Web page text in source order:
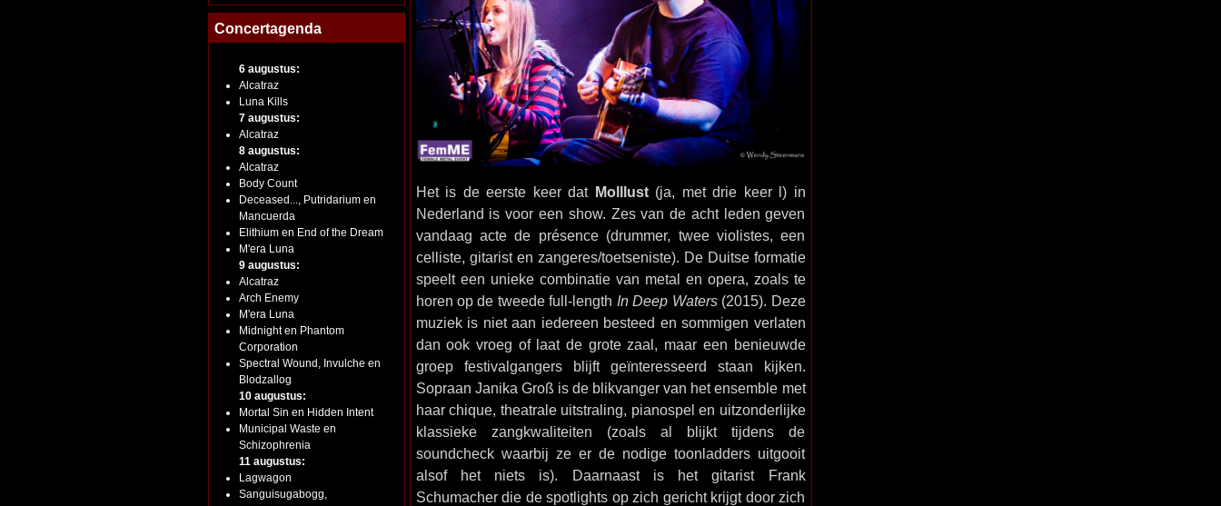
Concertagenda
6 augustus:
Alcatraz
Luna Kills
7 augustus:
Alcatraz
8 augustus:
Alcatraz
Body Count
Deceased..., Putridarium en
Mancuerda
Elithium en End of the Dream
M'era Luna
9 augustus:
Alcatraz
Arch Enemy
M'era Luna
Midnight en Phantom
Corporation
Spectral Wound, Invulche en
Blodzallog
10 augustus:
Mortal Sin en Hidden Intent
Municipal Waste en
Schizophrenia
11 augustus:
Lagwagon
Sanguisugabogg,
Het is de eerste keer dat Molllust(ja, met drie keer l) in
Nederland is voor een show. Zes van de acht leden geven
vandaag acte de présence (drummer, twee violistes, een
celliste, gitarist en zangeres/toetseniste). De Duitse formatie
speelt een unieke combinatie van metal en opera, zoals te
horen op de tweede full-length In Deep Waters(2015). Deze
muziek is niet aan iedereen besteed en sommigen verlaten
dan ook vroeg of laat de grote zaal, maar een benieuwde
groep festivalgangers blijft geïnteresseerd staan kijken.
Sopraan Janika Groß is de blikvanger van het ensemble met
haar chique, theatrale uitstraling, pianospel en uitzonderlijke
klassieke zangkwaliteiten (zoals al blijkt tijdens de
soundcheck waarbij ze er de nodige toonladders uitgooit
alsof het niets is). Daarnaast is het gitarist Frank
Schumacher die de spotlights op zich gericht krijgt door zich